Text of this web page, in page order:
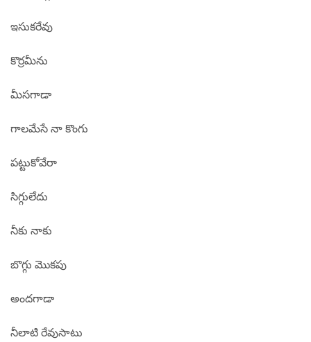
ఇసుకరేవు
కొర్రమీను
మీసగాడా
గాలమేసే నా కొంగు
పట్టుకోవేరా
సిగ్గులేదు
నీకు నాకు
బొగ్గు మొకపు
అందగాడా
నీలాటి రేవుసాటు